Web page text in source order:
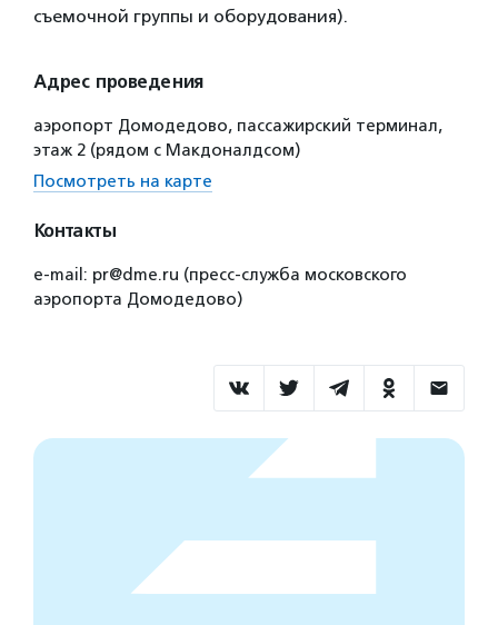
съемочной группы и оборудования).
Адрес проведения
аэропорт Домодедово, пассажирский терминал,
этаж 2 (рядом с Макдоналдсом)
Посмотреть на карте
Контакты
e-mail: pr@dme.ru (пресс-служба московского
аэропорта Домодедово)